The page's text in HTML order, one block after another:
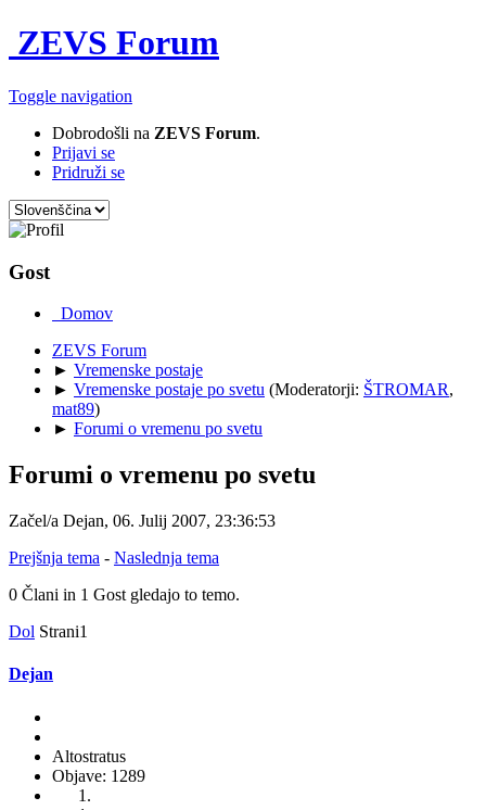
ZEVS Forum
Toggle navigation
Dobrodošli na ZEVS Forum.
Prijavi se
Pridruži se
Gost
Domov
ZEVS Forum
► Vremenske postaje
► Vremenske postaje po svetu (Moderatorji: ŠTROMAR,
mat89)
► Forumi o vremenu po svetu
Forumi o vremenu po svetu
Začel/a Dejan, 06. Julij 2007, 23:36:53
Prejšnja tema - Naslednja tema
0 Člani in 1 Gost gledajo to temo.
Dol Strani1
Dejan
Altostratus
Objave: 1289